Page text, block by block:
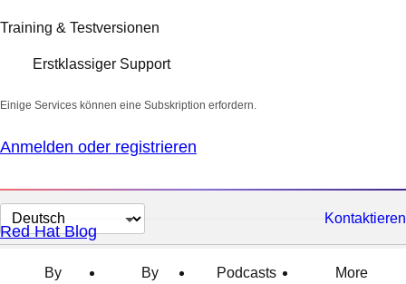
Training & Testversionen
Erstklassiger Support
Einige Services können eine Subskription erfordern.
Anmelden oder registrieren
Sprache
auswählen
Kontaktieren
Red Hat Blog
By
By
Podcasts
More